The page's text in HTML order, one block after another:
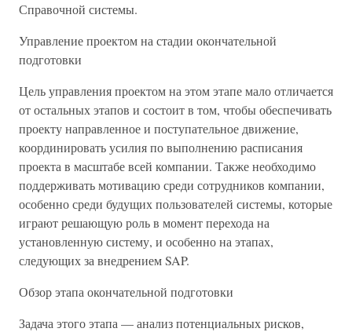
Справочной системы.
Управление проектом на стадии окончательной
подготовки
Цель управления проектом на этом этапе мало отличается
от остальных этапов и состоит в том, чтобы обеспечивать
проекту направленное и поступательное движение,
координировать усилия по выполнению расписания
проекта в масштабе всей компании. Также необходимо
поддерживать мотивацию среди сотрудников компании,
особенно среди будущих пользователей системы, которые
играют решающую роль в момент перехода на
установленную систему, и особенно на этапах,
следующих за внедрением SAP.
Обзор этапа окончательной подготовки
Задача этого этапа — анализ потенциальных рисков,